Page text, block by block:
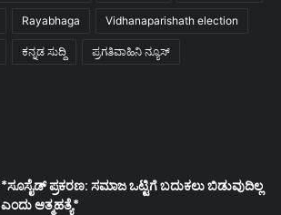
Rayabhaga Vidhanaparishath election
ಕನ್ನಡ ಸುದ್ದಿ ಪ್ರಗತಿವಾಹಿನಿ ನ್ಯೂಸ್
*ಸೂಸೈಡ್ ಪ್ರಕರಣ: ಸಮಾಜ ಒಟ್ಟಿಗೆ ಬದುಕಲು ಬಿಡುವುದಿಲ್ಲ
ಎಂದು ಆತ್ಮಹತ್ಯೆ*